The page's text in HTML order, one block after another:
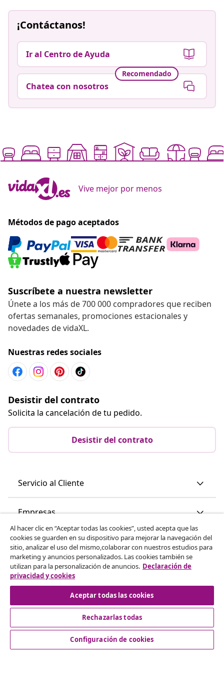
¡Contáctanos!
Ir al Centro de Ayuda
Recomendado
Chatea con nosotros
Vive mejor por menos
Métodos de pago aceptados
Suscríbete a nuestra newsletter
Únete a los más de 700 000 compradores que reciben
ofertas semanales, promociones estacionales y
novedades de vidaXL.
Nuestras redes sociales
Desistir del contrato
Solicita la cancelación de tu pedido.
Desistir del contrato
Servicio al Cliente
Empresas
vidaXL
Descubre mas
© 2008-2026 vidaXL www.vidaxl.es es una página web de
Al hacer clic en “Aceptar todas las cookies”, usted acepta que las
cookies se guarden en su dispositivo para mejorar la navegación del
sitio, analizar el uso del mismo,colaborar con nuestros estudios para
marketing y anuncios personalizados. Las cookies también se
utilizan para la personalización de anuncios. Declaración de
privacidad y cookies
Aceptar todas las cookies
Rechazarlas todas
Configuración de cookies